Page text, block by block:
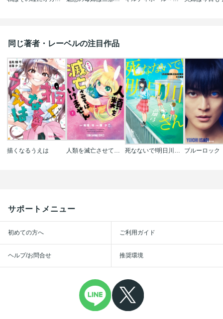
同じ著者・レーベルの注目作品
描くなるうえは 人類を滅亡させてはいけません 死なないで!明日川さん ブルーロック
サポートメニュー
初めての方へ ご利用ガイド
ヘルプ/お問合せ 推奨環境